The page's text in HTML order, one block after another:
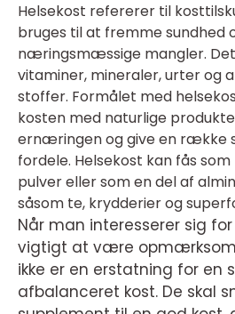
Helsekost refererer til
bruges til at fremme sundhed
næringsmæssige mangler.
vitaminer, mineraler, urter og
stoffer. Formålet med
kosten med naturlige
ernæringen og give en række
fordele. Helsekost kan fås
pulver eller som en del af
såsom te, krydderier og
Når man interesserer sig
vigtigt at være opmærksom
ikke er en erstatning for en
afbalanceret kost. De skal